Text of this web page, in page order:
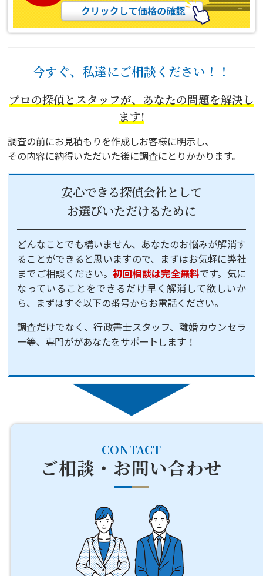
今すぐ、私達にご相談ください！！
プロの探偵とスタッフが、あなたの問題を解決し
ます!
調査の前にお見積もりを作成しお客様に明示し、
その内容に納得いただいた後に調査にとりかかります。
安心できる探偵会社として
お選びいただけるために
どんなことでも構いません、あなたのお悩みが解消す
ることができると思いますので、まずはお気軽に弊社
までご相談ください。初回相談は完全無料です。気に
なっていることをできるだけ早く解消して欲しいか
ら、まずはすぐ以下の番号からお電話ください。
調査だけでなく、行政書士スタッフ、離婚カウンセラ
ー等、専門ががあなたをサポートします！
CONTACT
ご相談・お問い合わせ